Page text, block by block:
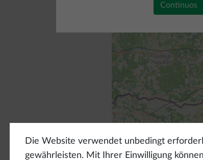
Continuos
Die Website verwendet unbedingt
gewährleisten. Mit Ihrer Einwilligung